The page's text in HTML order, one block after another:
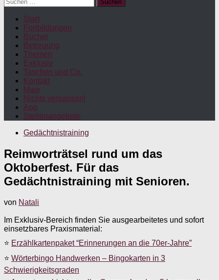
nach:
Start
Fortbildungen
Bücher
Betreuung
Themen
Exklusiv
Taschen und Co.
Kontakt
Maw
Nichts verpassen!
App
Stellenangebote
Gedächtnistraining
Reimworträtsel rund um das
Oktoberfest. Für das
Gedächtnistraining mit Senioren.
von Natali
Im Exklusiv-Bereich finden Sie ausgearbeitetes und sofort
einsetzbares Praxismaterial:
⭐ Erzählkartenpaket “Erinnerungen an die 70er-Jahre”
⭐ Wörterbingo Handwerken – Bingokarten in 3
Schwierigkeitsgraden